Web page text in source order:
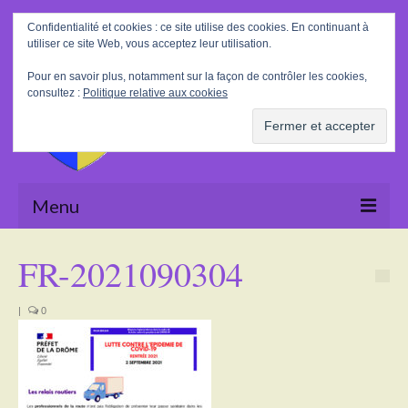
Rechercher
:
Menu
La Mairie
Le village
Tourisme
FR-2021090304
| 0
Confidentialité et cookies : ce site utilise des cookies. En continuant à
utiliser ce site Web, vous acceptez leur utilisation.
Pour en savoir plus, notamment sur la façon de contrôler les cookies,
consultez : Politique relative aux cookies